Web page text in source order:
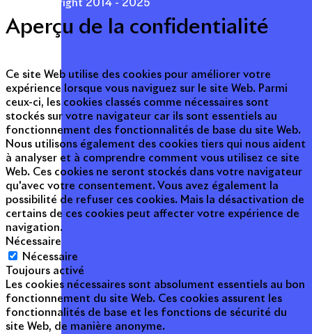
© Copyright 2014 - 2025
Aperçu de la confidentialité
Ce site Web utilise des cookies pour améliorer votre
expérience lorsque vous naviguez sur le site Web. Parmi
ceux-ci, les cookies classés comme nécessaires sont
stockés sur votre navigateur car ils sont essentiels au
fonctionnement des fonctionnalités de base du site Web.
Nous utilisons également des cookies tiers qui nous aident
à analyser et à comprendre comment vous utilisez ce site
Web. Ces cookies ne seront stockés dans votre navigateur
qu'avec votre consentement. Vous avez également la
possibilité de refuser ces cookies. Mais la désactivation de
certains de ces cookies peut affecter votre expérience de
navigation.
Nécessaire
Nécessaire
Toujours activé
Les cookies nécessaires sont absolument essentiels au bon
fonctionnement du site Web. Ces cookies assurent les
fonctionnalités de base et les fonctions de sécurité du
site Web, de manière anonyme.